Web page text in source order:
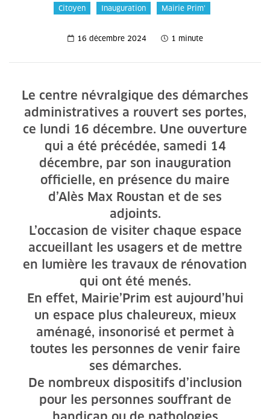
Citoyen Inauguration Mairie Prim’
16 décembre 2024 1 minute
Le centre névralgique des démarches
administratives a rouvert ses portes,
ce lundi 16 décembre. Une ouverture
qui a été précédée, samedi 14
décembre, par son inauguration
officielle, en présence du maire
d’Alès Max Roustan et de ses
adjoints.
L’occasion de visiter chaque espace
accueillant les usagers et de mettre
en lumière les travaux de rénovation
qui ont été menés.
En effet, Mairie’Prim est aujourd’hui
un espace plus chaleureux, mieux
aménagé, insonorisé et permet à
toutes les personnes de venir faire
ses démarches.
De nombreux dispositifs d’inclusion
pour les personnes souffrant de